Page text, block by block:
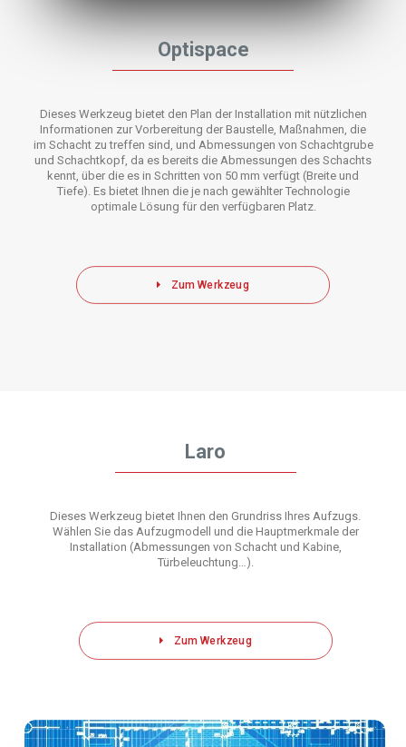
Optispace
Dieses Werkzeug bietet den Plan der Installation mit nützlichen
Informationen zur Vorbereitung der Baustelle, Maßnahmen, die
im Schacht zu treffen sind, und Abmessungen von Schachtgrube
und Schachtkopf, da es bereits die Abmessungen des Schachts
kennt, über die es in Schritten von 50 mm verfügt (Breite und
Tiefe). Es bietet Ihnen die je nach gewählter Technologie
optimale Lösung für den verfügbaren Platz.
Zum Werkzeug
Laro
Dieses Werkzeug bietet Ihnen den Grundriss Ihres Aufzugs.
Wählen Sie das Aufzugmodell und die Hauptmerkmale der
Installation (Abmessungen von Schacht und Kabine,
Türbeleuchtung…).
Zum Werkzeug